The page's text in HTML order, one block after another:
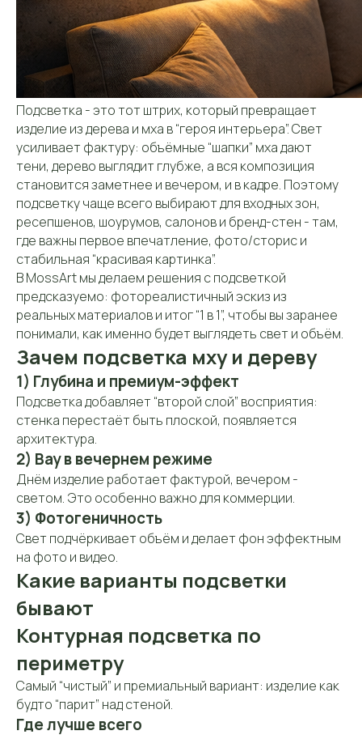
Подсветка - это тот штрих, который превращает
изделие из дерева и мха в “героя интерьера”. Свет
усиливает фактуру: объёмные “шапки” мха дают
тени, дерево выглядит глубже, а вся композиция
становится заметнее и вечером, и в кадре. Поэтому
подсветку чаще всего выбирают для входных зон,
ресепшенов, шоурумов, салонов и бренд-стен - там,
где важны первое впечатление, фото/сторис и
стабильная “красивая картинка”.
В MossArt мы делаем решения с подсветкой
предсказуемо: фотореалистичный эскиз из
реальных материалов и итог “1 в 1”, чтобы вы заранее
понимали, как именно будет выглядеть свет и объём.
Зачем подсветка мху и дереву
1) Глубина и премиум-эффект
Подсветка добавляет “второй слой” восприятия:
стенка перестаёт быть плоской, появляется
архитектура.
2) Вау в вечернем режиме
Днём изделие работает фактурой, вечером -
светом. Это особенно важно для коммерции.
3) Фотогеничность
Свет подчёркивает объём и делает фон эффектным
на фото и видео.
Какие варианты подсветки
бывают
Контурная подсветка по
периметру
Самый “чистый” и премиальный вариант: изделие как
будто “парит” над стеной.
Где лучше всего